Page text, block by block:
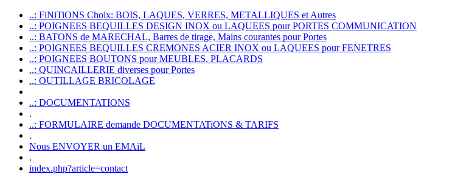
..: FiNiTiONS Choix: BOIS, LAQUES, VERRES, METALLIQUES et Autres
..: POIGNEES BEQUILLES DESIGN INOX ou LAQUEES pour PORTES COMMUNICATION
..: BATONS de MARECHAL, Barres de tirage, Mains courantes pour Portes
..: POIGNEES BEQUILLES CREMONES ACIER INOX ou LAQUEES pour FENETRES
..: POIGNEES BOUTONS pour MEUBLES, PLACARDS
..: QUINCAILLERIE diverses pour Portes
..: OUTILLAGE BRICOLAGE
..: DOCUMENTATIONS
.
..: FORMULAIRE demande DOCUMENTATiONS & TARIFS
.
Nous ENVOYER un EMAiL
.
index.php?article=contact